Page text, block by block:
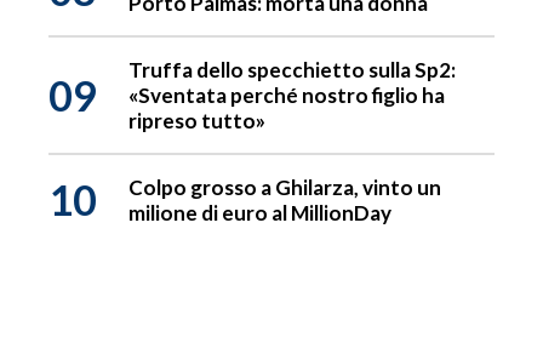
09
Truffa dello specchietto sulla Sp2:
«Sventata perché nostro figlio ha
ripreso tutto»
10
Colpo grosso a Ghilarza, vinto un
milione di euro al MillionDay